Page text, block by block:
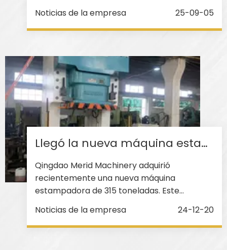
capacidad de producción, nos complace
informarle que nuestra fábrica se mudó a
del 18 de agosto de 2025. Nuevos datos de
contacto: Fábrica
Noticias de la empresa 25-09-05
Llegó la nueva máquina estampadora de 315 toneladas - Merid
Qingdao Merid Machinery adquirió
recientemente una nueva máquina
estampadora de 315 toneladas. Este
importante adición a las capacidades de
fabricación de la empresa. La máquina
Noticias de la empresa 24-12-20